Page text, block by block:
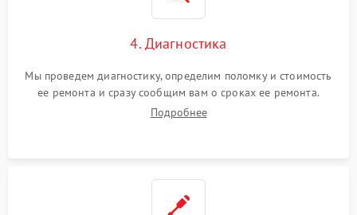
4. Диагностика
Мы проведем диагностику, определим поломку и стоимость
ее ремонта и сразу сообщим вам о сроках ее ремонта.
Подробнее